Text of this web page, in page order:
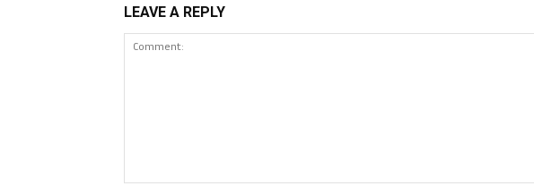
LEAVE A REPLY